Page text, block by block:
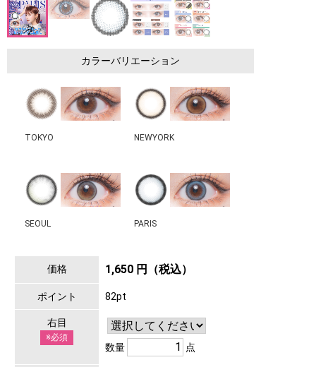
カラーバリエーション
TOKYO NEWYORK
SEOUL PARIS
価格 1,650 円（税込）
ポイント 82pt
右目
※必須
数量 点